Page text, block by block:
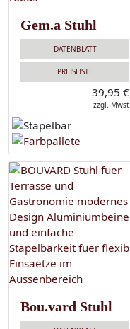
Gem.a Stuhl
DATENBLATT
PREISLISTE
39,95 €
zzgl. Mwst
Bou.vard Stuhl